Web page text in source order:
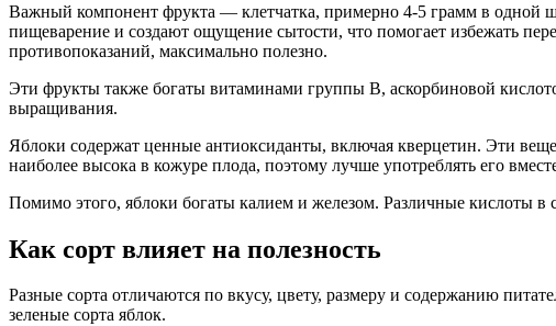
Важный компонент фрукта — клетчатка, примерно 4-5 грамм в одной
пищеварение и создают ощущение сытости, что помогает избежать
противопоказаний, максимально полезно.
Эти фрукты также богаты витаминами группы B, аскорбиновой
выращивания.
Яблоки содержат ценные антиоксиданты, включая кверцетин. Эти
наиболее высока в кожуре плода, поэтому лучше употреблять его
Помимо этого, яблоки богаты калием и железом. Различные кислоты в
Как сорт влияет на полезность
Разные сорта отличаются по вкусу, цвету, размеру и содержанию
зеленые сорта яблок.